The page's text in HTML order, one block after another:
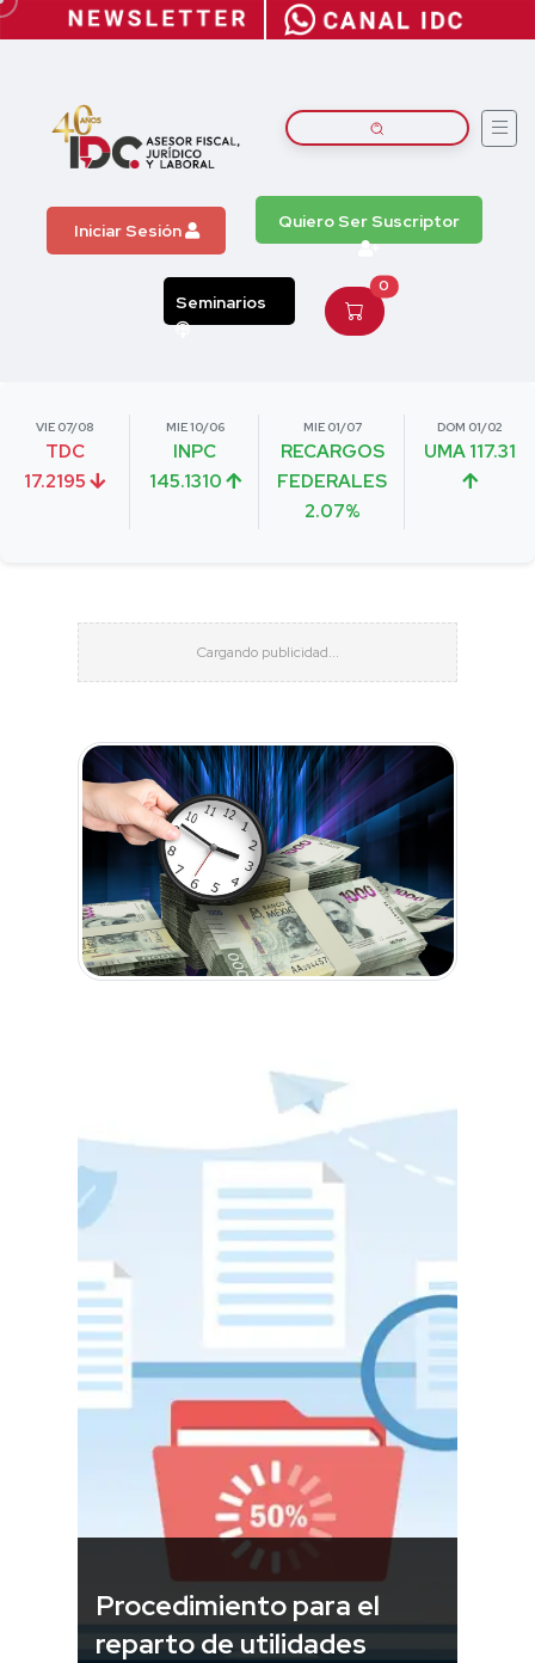
Iniciar Sesión Quiero Ser Suscriptor
Seminarios
0
VIE 07/08
TDC
17.2195
MIE 10/06
INPC
145.1310
MIE 01/07
RECARGOS
FEDERALES
2.07%
DOM 01/02
UMA 117.31
Procedimiento para el
reparto de utilidades